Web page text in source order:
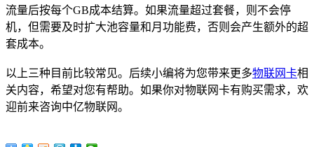
流量后按每个GB成本结算。如果流量超过套餐，则不会停
机，但需要及时扩大池容量和月功能费，否则会产生额外的超
套成本。
以上三种目前比较常见。后续小编将为您带来更多物联网卡相
关内容，希望对您有帮助。如果你对物联网卡有购买需求，欢
迎前来咨询中亿物联网。